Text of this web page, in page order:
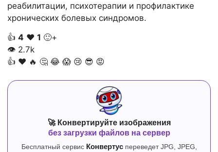
реабилитации, психотерапии и профилактике
хронических болевых синдромов.
👍 4 ❤️ 1 🙂+
👁 2.7k
👍 ❤️ 🔥 🤔 😂 😱 😢 😎 😡
🚀 Конвертируйте изображения
без загрузки файлов на сервер
Бесплатный сервис Конвертуспереведет JPG, JPEG,